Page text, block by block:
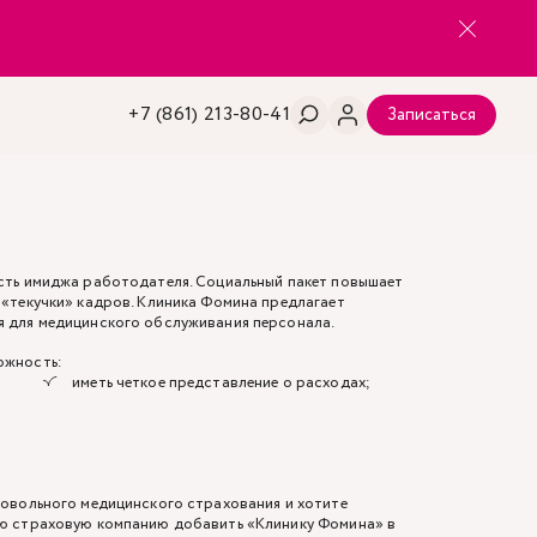
+7 (861) 213-80-41 Записаться
имиджа работодателя. Социальный пакет повышает
кадров. Клиника Фомина предлагает
медицинского обслуживания персонала.
иметь четкое представление о расходах;
медицинского страхования и хотите
страховую компанию добавить «Клинику Фомина» в